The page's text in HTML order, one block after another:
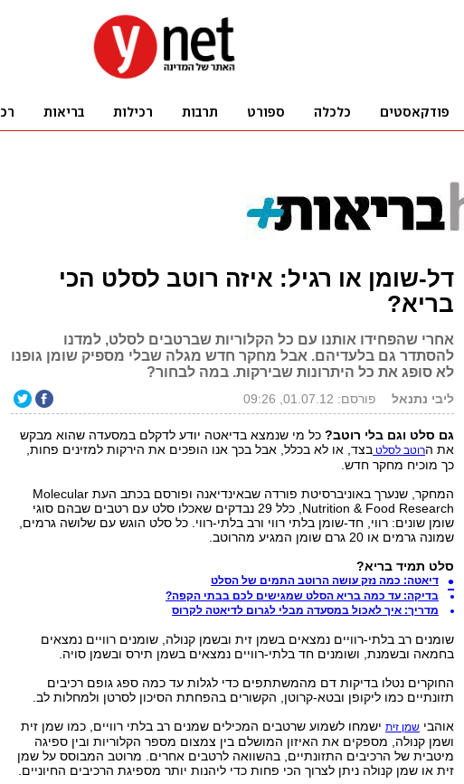
דל-שומן או רגיל: איזה רוטב לסלט הכי
בריא?
אחרי שהפחידו אותנו עם כל הקלוריות שברטבים לסלט, למדנו
להסתדר גם בלעדיהם. אבל מחקר חדש מגלה שבלי מספיק שומן גופנו
לא סופג את כל היתרונות שבירקות. במה לבחור?
ליבי נתנאל פורסם: 01.07.12, 09:26
גם סלט וגם בלי רוטב?כל מי שנמצא בדיאטה יודע לדקלם במסעדה שהוא מבקש
את הרוטב לסלט בצד, או לא בכלל, אבל בכך אנו הופכים את הירקות למזינים פחות,
כך מוכיח מחקר חדש.
המחקר, שנערך באוניברסיטת פורדה שבאינדיאנה ופורסם בכתב העת Molecular
Nutrition & Food Research, כלל 29 נבדקים שאכלו סלט עם רטבים שבהם סוגי
שומן שונים: רווי, חד-שומן בלתי רווי ורב בלתי-רווי. כל סלט הוגש עם שלושה גרמים,
שמונה גרמים או 20 גרם שומן המגיע מהרוטב.
סלט תמיד בריא?
דיאטה: כמה נזק עושה הרוטב התמים של הסלט
בדיקה: עד כמה בריא הסלט שמגישים לכם בבתי הקפה?
מדריך: איך לאכול במסעדה מבלי לגרום לדיאטה לקרוס
שומנים רב בלתי-רוויים נמצאים בשמן זית ובשמן קנולה, שומנים רוויים נמצאים
בחמאה ובשמנת, ושומנים חד בלתי-רוויים נמצאים בשמן תירס ובשמן סויה.
החוקרים נטלו בדיקות דם מהמשתתפים כדי לגלות עד כמה ספג גופם רכיבים
תזונתיים כמו ליקופן ובטא-קרוטן, הקשורים בהפחתת הסיכון לסרטן ולמחלות לב.
אוהבי שמן זיתישמחו לשמוע שרטבים המכילים שמנים רב בלתי רוויים, כמו שמן זית
ושמן קנולה, מספקים את האיזון המושלם בין צמצום מספר הקלוריות ובין ספיגה
מיטבית של הרכיבים התזונתיים, בהשוואה לרטבים אחרים. מרוטב המבוסס על שמן
זית או שמן קנולה ניתן לצרוך הכי פחות כדי ליהנות יותר מספיגת הרכיבים החיוניים.